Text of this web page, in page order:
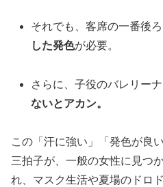
それでも、客席の一番後
した発色が必要。
さらに、子役のバレリーナ
ないとアカン。
この「汗に強い」「発色が良
三拍子が、一般の女性に見つ
れ、マスク生活や夏場のドロ